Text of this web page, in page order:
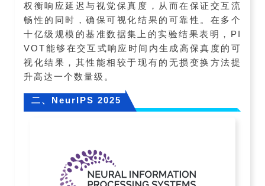
权衡响应延迟与视觉保真度，从而在保证交互流
畅性的同时，确保可视化结果的可靠性。在多个
十亿级规模的基准数据集上的实验结果表明，PI
VOT能够在交互式响应时间内生成高保真度的可
视化结果，其性能相较于现有的无损变换方法提
升高达一个数量级。
二、NeurIPS 2025